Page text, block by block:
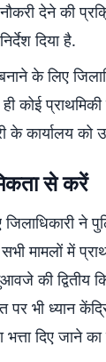
देने की
दिया है.
के लिए
कोई
के कार्यालय को
से करें
ने
मामलों में
की
भी ध्यान
दिए जाने का